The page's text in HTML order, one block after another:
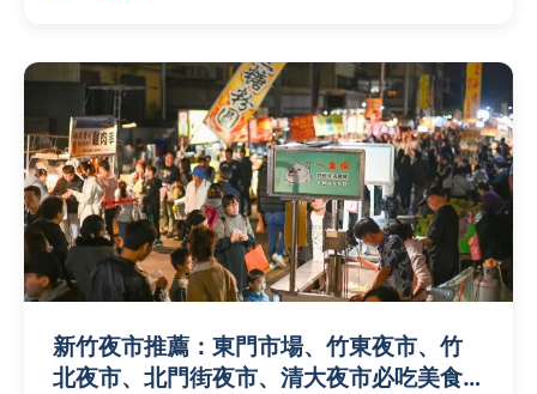
新竹夜市推薦：東門市場、竹東夜市、竹
北夜市、北門街夜市、清大夜市必吃美食